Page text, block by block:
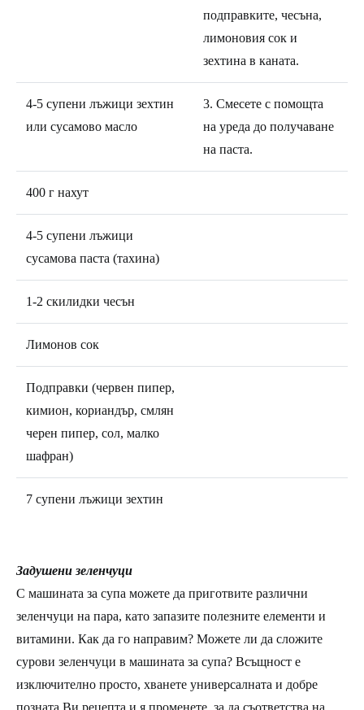
подправките, чесъна,
лимоновия сок и
зехтина в каната.
4-5 супени лъжици зехтин
или сусамово масло
3. Смесете с помощта
на уреда до получаване
на паста.
400 г нахут
4-5 супени лъжици
сусамова паста (тахина)
1-2 скилидки чесън
Лимонов сок
Подправки (червен пипер,
кимион, кориандър, смлян
черен пипер, сол, малко
шафран)
7 супени лъжици зехтин
Задушени зеленчуци
С машината за супа можете да приготвите различни
зеленчуци на пара, като запазите полезните елементи и
витамини. Как да го направим? Можете ли да сложите
сурови зеленчуци в машината за супа? Всъщност е
изключително просто, хванете универсалната и добре
позната Ви рецепта и я променете, за да съответства на